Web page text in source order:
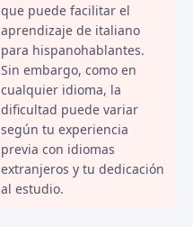
que puede facilitar el
aprendizaje de italiano
para hispanohablantes.
Sin embargo, como en
cualquier idioma, la
dificultad puede variar
según tu experiencia
previa con idiomas
extranjeros y tu dedicación
al estudio.